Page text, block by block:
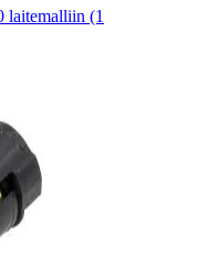
laitemalliin (1